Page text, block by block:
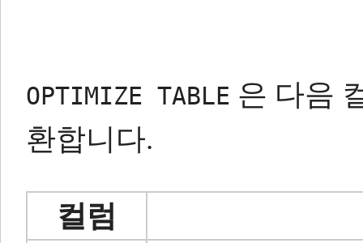
OPTIMIZE TABLE 은 다음
환합니다.
컬럼